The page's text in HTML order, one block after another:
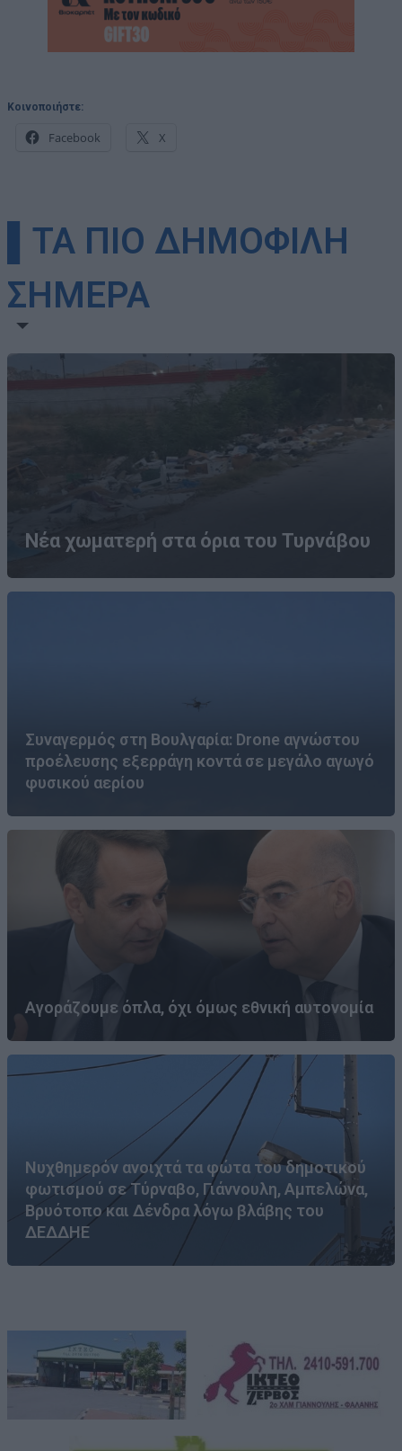
Κοινοποιήστε:
Facebook X
▌ΤΑ ΠΙΟ ΔΗΜΟΦΙΛΗ
ΣΗΜΕΡΑ
Νέα χωματερή στα όρια του Τυρνάβου
Συναγερμός στη Βουλγαρία: Drone αγνώστου
προέλευσης εξερράγη κοντά σε μεγάλο αγωγό
φυσικού αερίου
Αγοράζουμε όπλα, όχι όμως εθνική αυτονομία
Νυχθημερόν ανοιχτά τα φώτα του δημοτικού
φωτισμού σε Τύρναβο, Γιάννουλη, Αμπελώνα,
Βρυότοπο και Δένδρα λόγω βλάβης του
ΔΕΔΔΗΕ